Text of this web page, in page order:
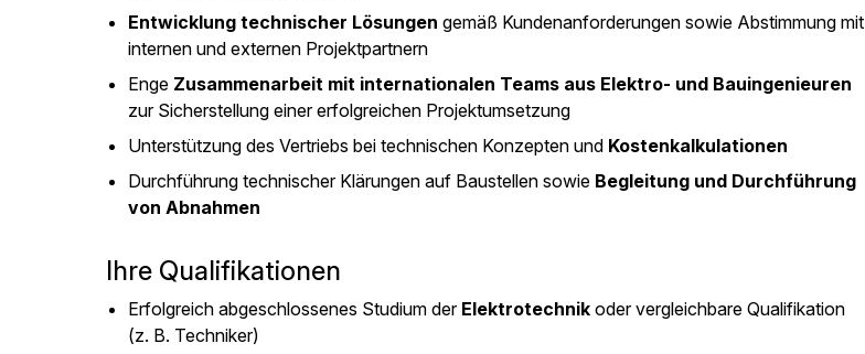
Entwicklung technischer Lösungen gemäß Kundenanforderungen sowie Abstimmung mit
internen und externen Projektpartnern
Enge Zusammenarbeit mit internationalen Teams aus Elektro- und Bauingenieuren
zur Sicherstellung einer erfolgreichen Projektumsetzung
Unterstützung des Vertriebs bei technischen Konzepten und Kostenkalkulationen
Durchführung technischer Klärungen auf Baustellen sowie Begleitung und Durchführung
von Abnahmen
Ihre Qualifikationen
Erfolgreich abgeschlossenes Studium der Elektrotechnik oder vergleichbare Qualifikation
(z. B. Techniker)